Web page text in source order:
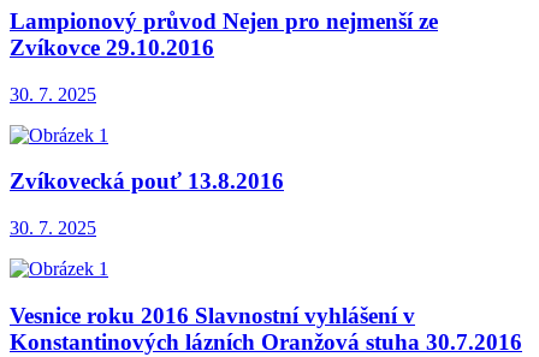
Lampionový průvod Nejen pro nejmenší ze
Zvíkovce 29.10.2016
30. 7. 2025
Zvíkovecká pouť 13.8.2016
30. 7. 2025
Vesnice roku 2016 Slavnostní vyhlášení v
Konstantinových lázních Oranžová stuha 30.7.2016